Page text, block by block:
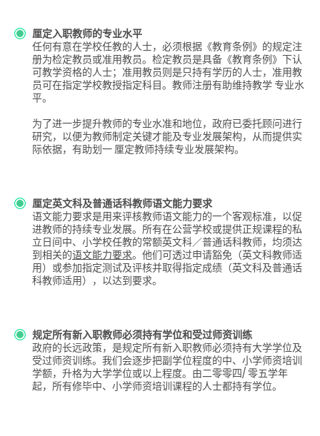
厘定入职教师的专业水平
任何有意在学校任教的人士，必须根据《教育条例》的规定注
册为检定教员或准用教员。检定教员是具备《教育条例》下认
可教学资格的人士；准用教员则是只持有学历的人士，准用教
员可在指定学校教授指定科目。教师注册有助维持教学 专业水
平。
为了进一步提升教师的专业水准和地位，政府已委托顾问进行
研究，以便为教师制定关键才能及专业发展架构，从而提供实
际依据，有助划一 厘定教师持续专业发展架构。
厘定英文科及普通话科教师语文能力要求
语文能力要求是用来评核教师语文能力的一个客观标准，以促
进教师的持续专业发展。所有在公营学校或提供正规课程的私
立日间中、小学校任教的常额英文科／普通话科教师，均须达
到相关的语文能力要求。他们可透过申请豁免（英文科教师适
用）或参加指定测试及评核并取得指定成绩（英文科及普通话
科教师适用），以达到要求。
规定所有新入职教师必须持有学位和受过师资训练
政府的长远政策，是规定所有新入职教师必须持有大学学位及
受过师资训练。我们会逐步把副学位程度的中、小学师资培训
学额，升格为大学学位或以上程度。由二零零四/ 零五学年
起，所有修毕中、小学师资培训课程的人士都持有学位。